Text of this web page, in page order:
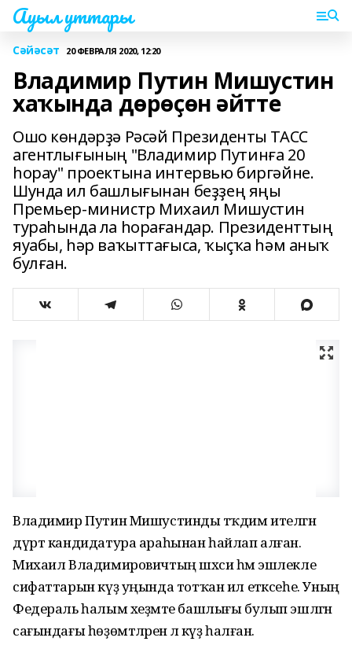
Ауыл уттары
Сәйәсәт 20 ФЕВРАЛЯ 2020, 12:20
Владимир Путин Мишустин
хаҡында дөрөҫөн әйтте
Ошо көндәрҙә Рәсәй Президенты ТАСС
агентлығының "Владимир Путинға 20
һорау" проектына интервью биргәйне.
Шунда ил башлығынан беҙҙең яңы
Премьер-министр Михаил Мишустин
тураһында ла һорағандар. Президенттың
яуабы, һәр ваҡыттағыса, ҡыҫҡа һәм аныҡ
булған.
Владимир Путин Мишустинды тәҡдим ителгән
дүрт кандидатура араһынан һайлап алған.
Михаил Владимировичтың шәхси һәм эшлекле
сифаттарын күҙ уңында тотҡан ил етәксеһе. Уның
Федераль һалым хеҙмәте башлығы булып эшләгән
сағындағы һөҙөмтәләренә лә күҙ һалған.